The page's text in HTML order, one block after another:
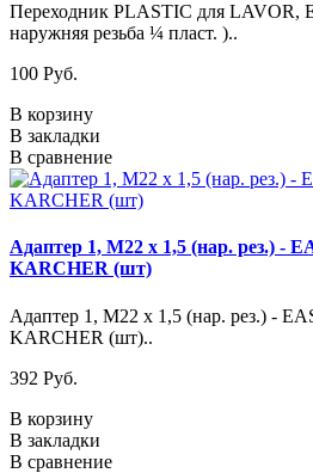
Переходник PLASTIC для LAVOR,
наружняя резьба ¼ пласт. )..
100 Pуб.
В корзину
В закладки
В сравнение
Адаптер 1, M22 х 1,5 (нар. рез.) -
KARCHER (шт)
Адаптер 1, M22 х 1,5 (нар. рез.) -
KARCHER (шт)..
392 Pуб.
В корзину
В закладки
В сравнение